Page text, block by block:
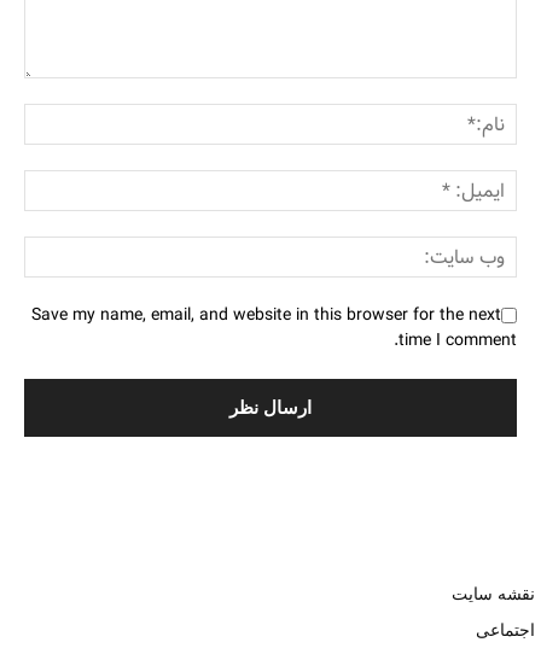
Save my name, email, and website in this browser for the next
time I comment.
نقشه سایت
اجتماعی